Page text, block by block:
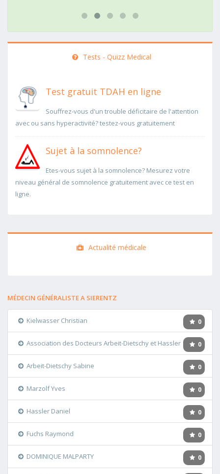
Tests - Quizz Medical
Test gratuit TDAH en ligne
Souffrez-vous d'un trouble déficitaire de l'attention
avec ou sans hyperactivité? testez-vous gratuitement
Sujet à la somnolence?
Etes-vous sujet à la somnolence? Mesurez votre
niveau général de somnolence gratuitement avec ce test en
ligne.
Actualité médicale
MÉDECIN GÉNÉRALISTE A SIERENTZ
0
Kielwasser Christian
0
Association des Docteurs Arbeit-Dietschy et Hassler
0
Arbeit-Dietschy Sabine
0
Marzolf Yves
0
Hassler Daniel
0
Fuchs Raymond
0
DOMINIQUE MALPARTY